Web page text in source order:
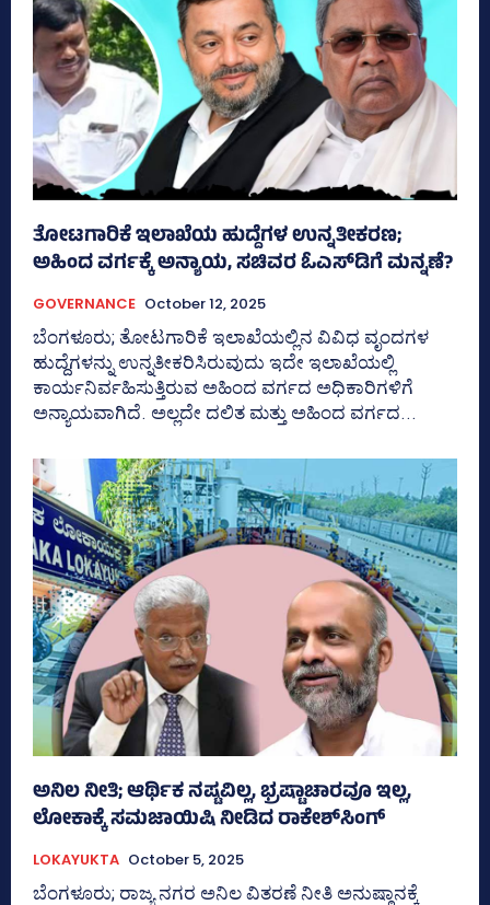
ತೋಟಗಾರಿಕೆ ಇಲಾಖೆಯ ಹುದ್ದೆಗಳ ಉನ್ನತೀಕರಣ;
ಅಹಿಂದ ವರ್ಗಕ್ಕೆ ಅನ್ಯಾಯ, ಸಚಿವರ ಓಎಸ್‌ಡಿಗೆ ಮನ್ನಣೆ?
GOVERNANCE October 12, 2025
ಬೆಂಗಳೂರು; ತೋಟಗಾರಿಕೆ ಇಲಾಖೆಯಲ್ಲಿನ ವಿವಿಧ ವೃಂದಗಳ
ಹುದ್ದೆಗಳನ್ನು ಉನ್ನತೀಕರಿಸಿರುವುದು ಇದೇ ಇಲಾಖೆಯಲ್ಲಿ
ಕಾರ್ಯನಿರ್ವಹಿಸುತ್ತಿರುವ ಅಹಿಂದ ವರ್ಗದ ಅಧಿಕಾರಿಗಳಿಗೆ
ಅನ್ಯಾಯವಾಗಿದೆ. ಅಲ್ಲದೇ ದಲಿತ ಮತ್ತು ಅಹಿಂದ ವರ್ಗದ...
ಅನಿಲ ನೀತಿ; ಆರ್ಥಿಕ ನಷ್ಟವಿಲ್ಲ, ಭ್ರಷ್ಟಾಚಾರವೂ ಇಲ್ಲ,
ಲೋಕಾಕ್ಕೆ ಸಮಜಾಯಿಷಿ ನೀಡಿದ ರಾಕೇಶ್‌ಸಿಂಗ್‌
LOKAYUKTA October 5, 2025
ಬೆಂಗಳೂರು; ರಾಜ್ಯ ನಗರ ಅನಿಲ ವಿತರಣೆ ನೀತಿ ಅನುಷ್ಠಾನಕ್ಕೆ